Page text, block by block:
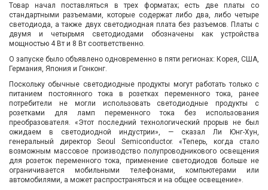
Товар начал поставляться в трех форматах; есть две платы со
стандартными разъемами, которые содержат либо два, либо четыре
светодиода, а также двух светодиодная плата без разъемов. Платы с
двумя и четырьмя светодиодами обозначены как устройства
мощностью 4 Вт и 8 Вт соответственно.
О запуске было объявлено одновременно в пяти регионах: Корея, США,
Германия, Япония и Гонконг.
Поскольку обычные светодиодные продукты могут работать только с
питанием постоянного тока в розетках переменного тока, ранее
потребители не могли использовать светодиодные продукты с
розетками для ламп переменного тока без использования
преобразователя. «Этот последний технологический прорыв не был
ожидаем в светодиодной индустрии», — сказал Ли Юнг-Хун,
генеральный директор Seoul Semiconductor. «Теперь, когда стало
возможным массовое производство полупроводникового освещения
для розеток переменного тока, применение светодиодов больше не
ограничивается мобильными телефонами, компьютерами или
автомобилями, а может распространяться и на общее освещение».